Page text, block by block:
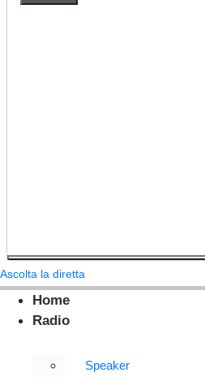
Ascolta la diretta
Home
Radio
Speaker